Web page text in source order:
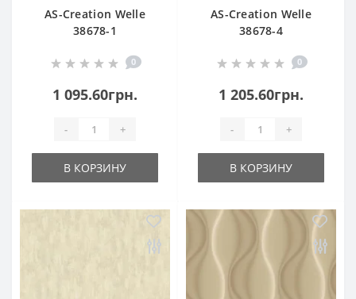
AS-Creation Welle
38678-1
0
1 095.60грн.
- +
В КОРЗИНУ
AS-Creation Welle
38678-4
0
1 205.60грн.
- +
В КОРЗИНУ